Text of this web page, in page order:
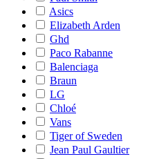
Asics
Elizabeth Arden
Ghd
Paco Rabanne
Balenciaga
Braun
LG
Chloé
Vans
Tiger of Sweden
Jean Paul Gaultier